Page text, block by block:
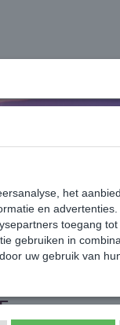
Wish
het
en
toegang
gebruiken in
uw gebruik van